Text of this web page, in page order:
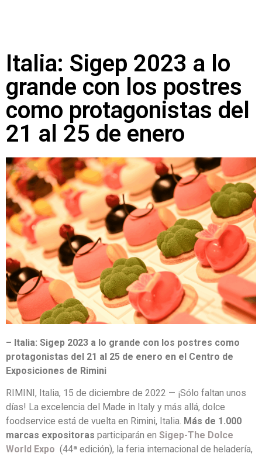
Italia: Sigep 2023 a lo
grande con los postres
como protagonistas del
21 al 25 de enero
– Italia: Sigep 2023 a lo grande con los postres como
protagonistas del 21 al 25 de enero en el Centro de
Exposiciones de Rimini
RIMINI, Italia, 15 de diciembre de 2022 — ¡Sólo faltan unos
días! La excelencia del Made in Italy y más allá, dolce
foodservice está de vuelta en Rimini, Italia. Más de 1.000
marcas expositoras participarán en Sigep-The Dolce
World Expo (44ª edición), la feria internacional de heladería,